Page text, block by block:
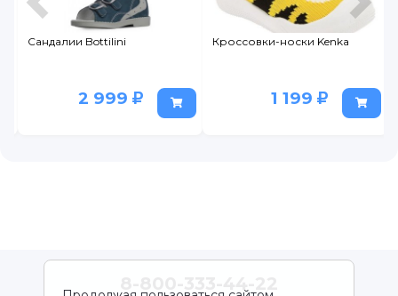
Сандалии Bottilini
2 999
Кроссовки-носки Kenka
1 199